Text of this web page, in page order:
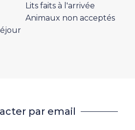
Lits faits à l'arrivée
Animaux non acceptés
par email